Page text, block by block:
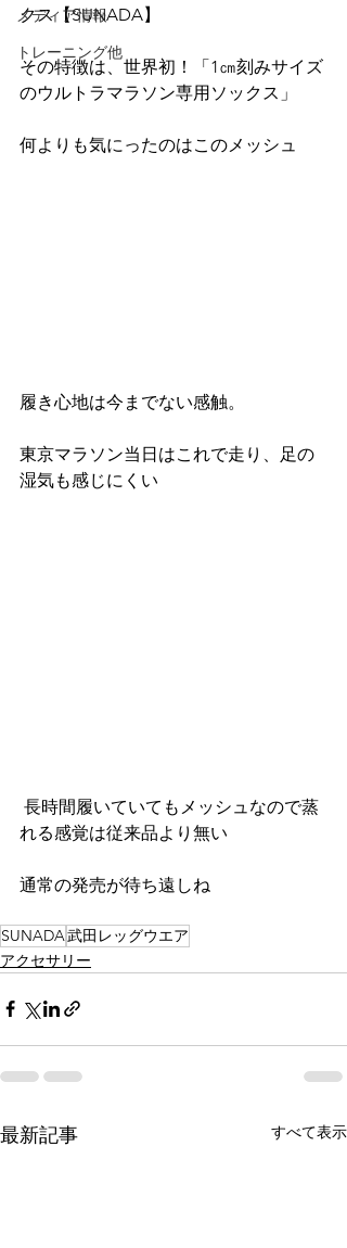
メディア情報
トレーニング他
クス【SUNADA】
その特徴は、世界初！「1㎝刻みサイズ
のウルトラマラソン専用ソックス」
何よりも気にったのはこのメッシュ
履き心地は今までない感触。
東京マラソン当日はこれで走り、足の
湿気も感じにくい
れる感覚は従来品より無い
通常の発売が待ち遠しね
SUNADA武田レッグウエア
アクセサリー
最新記事 すべて表示